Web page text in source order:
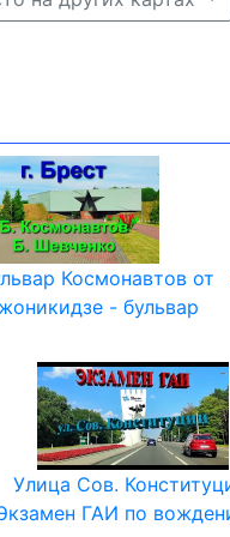
Космонавтов от
- бульвар
Улица Сов.
ГАИ по